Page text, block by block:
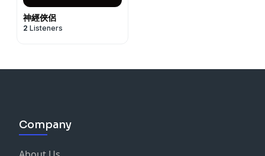
神經俠侶
2 Listeners
Company